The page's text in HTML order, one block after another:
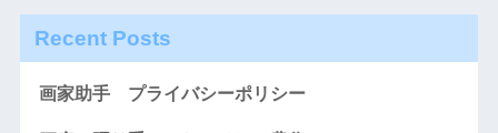
Recent Posts
画家助手 プライバシーポリシー